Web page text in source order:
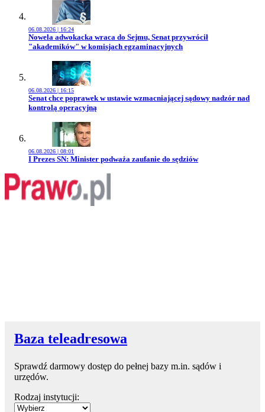
06.08.2026 | 16:24
Przejdź do artykułu:
Nowela adwokacka wraca do Sejmu, Senat przywrócił
"akademików" w komisjach egzaminacyjnych
06.08.2026 | 16:15
Przejdź do artykułu:
Senat chce poprawek w ustawie wzmacniającej sądowy nadzór nad
kontrolą operacyjną
06.08.2026 | 08:01
Przejdź do artykułu:
I Prezes SN: Minister podważa zaufanie do sędziów
Baza teleadresowa
Sprawdź darmowy dostęp do pełnej bazy m.in. sądów i
urzędów.
Rodzaj instytucji: